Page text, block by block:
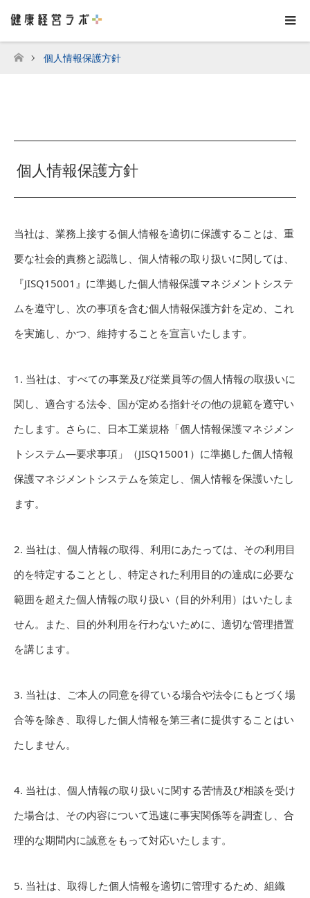
ホーム
個人情報保護方針
個人情報保護方針
当社は、業務上接する個人情報を適切に保護することは、重
要な社会的責務と認識し、個人情報の取り扱いに関しては、
『JISQ15001』に準拠した個人情報保護マネジメントシステ
ムを遵守し、次の事項を含む個人情報保護方針を定め、これ
を実施し、かつ、維持することを宣言いたします。
1. 当社は、すべての事業及び従業員等の個人情報の取扱いに
関し、適合する法令、国が定める指針その他の規範を遵守い
たします。さらに、日本工業規格「個人情報保護マネジメン
トシステム—要求事項」（JISQ15001）に準拠した個人情報
保護マネジメントシステムを策定し、個人情報を保護いたし
ます。
2. 当社は、個人情報の取得、利用にあたっては、その利用目
的を特定することとし、特定された利用目的の達成に必要な
範囲を超えた個人情報の取り扱い（目的外利用）はいたしま
せん。また、目的外利用を行わないために、適切な管理措置
を講じます。
3. 当社は、ご本人の同意を得ている場合や法令にもとづく場
合等を除き、取得した個人情報を第三者に提供することはい
たしません。
4. 当社は、個人情報の取り扱いに関する苦情及び相談を受け
た場合は、その内容について迅速に事実関係等を調査し、合
理的な期間内に誠意をもって対応いたします。
5. 当社は、取得した個人情報を適切に管理するため、組織